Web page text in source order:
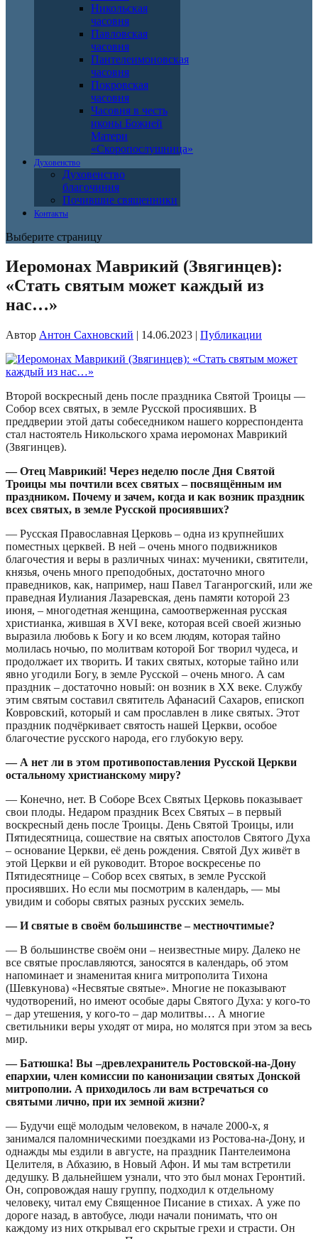
Никольская
часовня
Павловская
часовня
Пантелеимоновская
часовня
Покровская
часовня
Часовня в честь
иконы Божией
Матери
«Скоропослушница»
Духовенство
Духовенство
благочиния
Почившие священники
Контакты
Выберите страницу
Иеромонах Маврикий (Звягинцев):
«Стать святым может каждый из
нас…»
Автор Антон Сахновский | 14.06.2023 | Публикации
Второй воскресный день после праздника Святой Троицы —
Собор всех святых, в земле Русской просиявших. В
преддверии этой даты собеседником нашего корреспондента
стал настоятель Никольского храма иеромонах Маврикий
(Звягинцев).
— Отец Маврикий! Через неделю после Дня Святой
Троицы мы почтили всех святых – посвящённым им
праздником. Почему и зачем, когда и как возник праздник
всех святых, в земле Русской просиявших?
— Русская Православная Церковь – одна из крупнейших
поместных церквей. В ней – очень много подвижников
благочестия и веры в различных чинах: мученики, святители,
князья, очень много преподобных, достаточно много
праведников, как, например, наш Павел Таганрогский, или же
праведная Иулиания Лазаревская, день памяти которой 23
июня, – многодетная женщина, самоотверженная русская
христианка, жившая в XVI веке, которая всей своей жизнью
выразила любовь к Богу и ко всем людям, которая тайно
молилась ночью, по молитвам которой Бог творил чудеса, и
продолжает их творить. И таких святых, которые тайно или
явно угодили Богу, в земле Русской – очень много. А сам
праздник – достаточно новый: он возник в ХХ веке. Службу
этим святым составил святитель Афанасий Сахаров, епископ
Ковровский, который и сам прославлен в лике святых. Этот
праздник подчёркивает святость нашей Церкви, особое
благочестие русского народа, его глубокую веру.
— А нет ли в этом противопоставления Русской Церкви
остальному христианскому миру?
— Конечно, нет. В Соборе Всех Святых Церковь показывает
свои плоды. Недаром праздник Всех Святых – в первый
воскресный день после Троицы. День Святой Троицы, или
Пятидесятница, сошествие на святых апостолов Святого Духа
– основание Церкви, её день рождения. Святой Дух живёт в
этой Церкви и ей руководит. Второе воскресенье по
Пятидесятнице – Собор всех святых, в земле Русской
просиявших. Но если мы посмотрим в календарь, — мы
увидим и соборы святых разных русских земель.
— И святые в своём большинстве – местночтимые?
— В большинстве своём они – неизвестные миру. Далеко не
все святые прославляются, заносятся в календарь, об этом
напоминает и знаменитая книга митрополита Тихона
(Шевкунова) «Несвятые святые». Многие не показывают
чудотворений, но имеют особые дары Святого Духа: у кого-то
– дар утешения, у кого-то – дар молитвы… А многие
светильники веры уходят от мира, но молятся при этом за весь
мир.
— Батюшка! Вы –древлехранитель Ростовской-на-Дону
епархии, член комиссии по канонизации святых Донской
митрополии. А приходилось ли вам встречаться со
святыми лично, при их земной жизни?
— Будучи ещё молодым человеком, в начале 2000-х, я
занимался паломническими поездками из Ростова-на-Дону, и
однажды мы ездили в августе, на праздник Пантелеимона
Целителя, в Абхазию, в Новый Афон. И мы там встретили
дедушку. В дальнейшем узнали, что это был монах Геронтий.
Он, сопровождая нашу группу, подходил к отдельному
человеку, читал ему Священное Писание в стихах. А уже по
дороге назад, в автобусе, люди начали понимать, что он
каждому из них открывал его скрытые грехи и страсти. Он